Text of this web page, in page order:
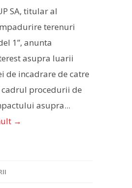
SA, titular al
terenuri
1”, anunta
asupra luarii
de incadrare de catre
cadrul procedurii de
asupra...
→